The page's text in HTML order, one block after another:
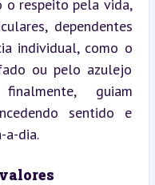
o respeito pela vida,
dependentes
individual, como o
ou pelo azulejo
guiam
sentido e
a-dia.